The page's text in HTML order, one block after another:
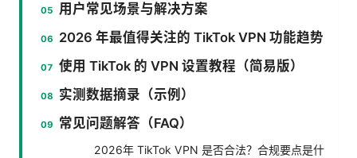
用户常见场景与解决方案
2026 年最值得关注的 TikTok VPN 功能趋势
使用 TikTok 的 VPN 设置教程（简易版）
实测数据摘录（示例）
常见问题解答（FAQ）
2026年 TikTok VPN 是否合法？合规要点是什